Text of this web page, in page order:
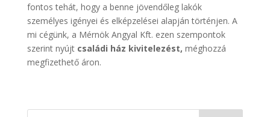
fontos tehát, hogy a benne jövendőleg lakók
személyes igényei és elképzelései alapján történjen. A
mi cégünk, a Mérnök Angyal Kft. ezen szempontok
szerint nyújt családi ház kivitelezést, méghozzá
megfizethető áron.